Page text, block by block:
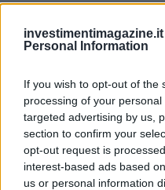
investimentimagazine.it
Personal Information
If you wish to opt-out of the
processing of your
targeted advertising by us,
section to confirm your
opt-out request is
interest-based ads based
us or personal information
accurato facilitano
Quando la competizione è
l’esito: un modulo di
indipendente o una
sbloccare punti decisivi.
trasparenza sulle ipotesi,
considerate e